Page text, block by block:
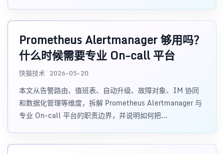
Prometheus Alertmanager 够用吗？
什么时候需要专业 On-call 平台
快猫技术 · 2026-05-20
本文从告警路由、值班表、自动升级、故障对象、IM 协同
和数据化管理等维度，拆解 Prometheus Alertmanager 与
专业 On-call 平台的职责边界，并说明如何把